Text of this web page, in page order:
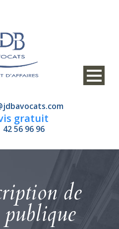
gratuit
42 56 96 96
de